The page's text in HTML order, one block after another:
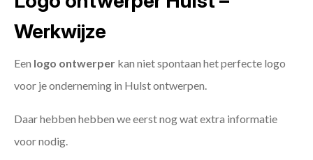
Werkwijze
Een logo ontwerper kan niet spontaan het perfecte logo
voor je onderneming in Hulst ontwerpen.
Daar hebben hebben we eerst nog wat extra informatie
voor nodig.